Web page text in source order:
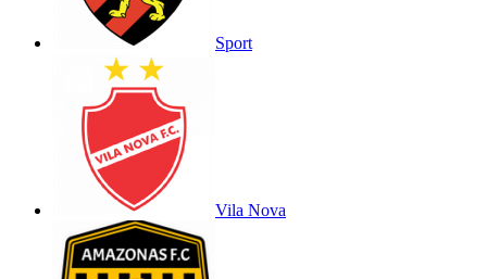
Sport
Vila Nova